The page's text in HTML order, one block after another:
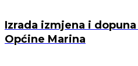
Izrada izmjena i
Općine Marina